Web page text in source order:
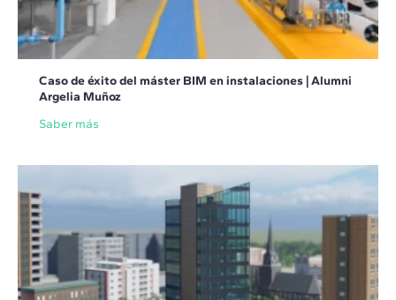
Caso de éxito del máster BIM en instalaciones | Alumni
Argelia Muñoz
Saber más